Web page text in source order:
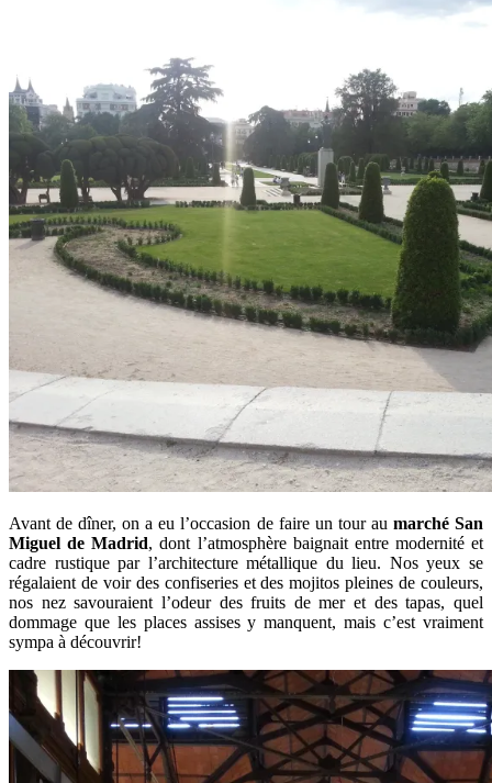
Avant de dîner, on a eu l’occasion de faire un tour au marché San
Miguel de Madrid, dont l’atmosphère baignait entre modernité et
cadre rustique par l’architecture métallique du lieu. Nos yeux se
régalaient de voir des confiseries et des mojitos pleines de couleurs,
nos nez savouraient l’odeur des fruits de mer et des tapas, quel
dommage que les places assises y manquent, mais c’est vraiment
sympa à découvrir!